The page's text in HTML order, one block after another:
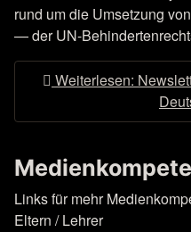
rund um die Umsetzung
— der UN-
Weiterlesen:
Links für mehr
Eltern / Lehrer